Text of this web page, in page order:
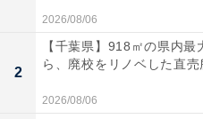
大人1名：1万円
※料金は公式Webサイト参
2026/08/06
2
【千葉県】918㎡の県内
ら、廃校をリノベした直売
2026/08/06